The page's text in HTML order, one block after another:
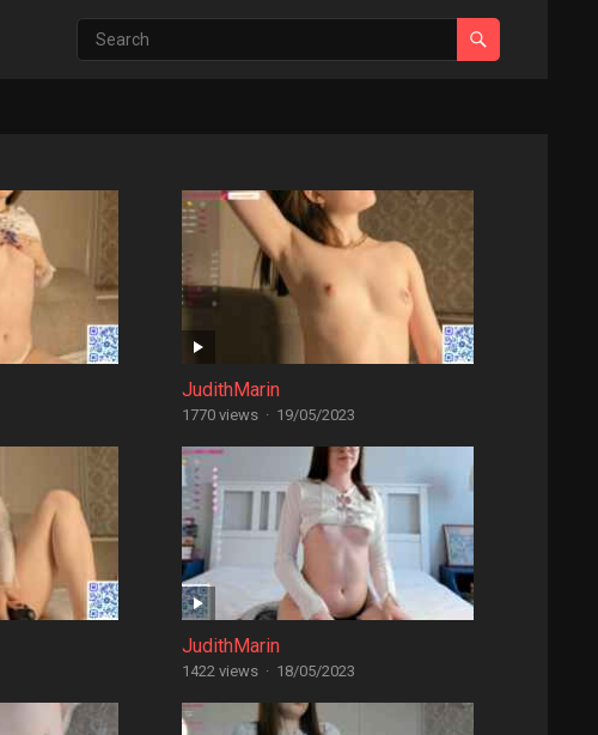
JudithMarin
1770 views · 19/05/2023
JudithMarin
1422 views · 18/05/2023